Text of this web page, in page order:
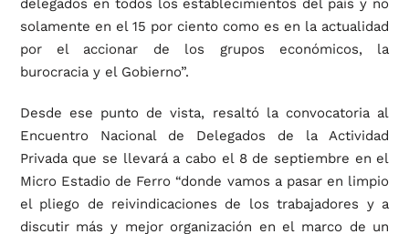
delegados en todos los establecimientos del país y no
solamente en el 15 por ciento como es en la actualidad
por el accionar de los grupos económicos, la
burocracia y el Gobierno”.
Desde ese punto de vista, resaltó la convocatoria al
Encuentro Nacional de Delegados de la Actividad
Privada que se llevará a cabo el 8 de septiembre en el
Micro Estadio de Ferro “donde vamos a pasar en limpio
el pliego de reivindicaciones de los trabajadores y a
discutir más y mejor organización en el marco de un